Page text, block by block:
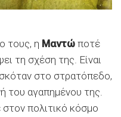
τους, η Μαντώ ποτέ
τη σχέση της. Είναι
στο στρατόπεδο,
του αγαπημένου της.
πολιτικό κόσμο